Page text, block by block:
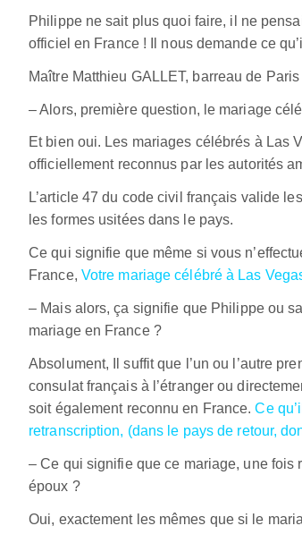
Philippe ne sait plus quoi faire, il ne
officiel en France ! Il nous demande ce
Maître Matthieu GALLET, barreau de
– Alors, première question, le mariage
Et bien oui. Les mariages célébrés à Las
officiellement reconnus par les autorités
L’article 47 du code civil français valide
les formes usitées dans le pays.
Ce qui signifie que même si vous
France, Votre mariage célébré à Las
– Mais alors, ça signifie que Philippe ou
mariage en France ?
Absolument, Il suffit que l’un ou l’autre
consulat français à l’étranger ou
soit également reconnu en France.Ce
retranscription, (dans le pays de retour,
– Ce qui signifie que ce mariage, une
époux ?
Oui, exactement les mêmes que si le